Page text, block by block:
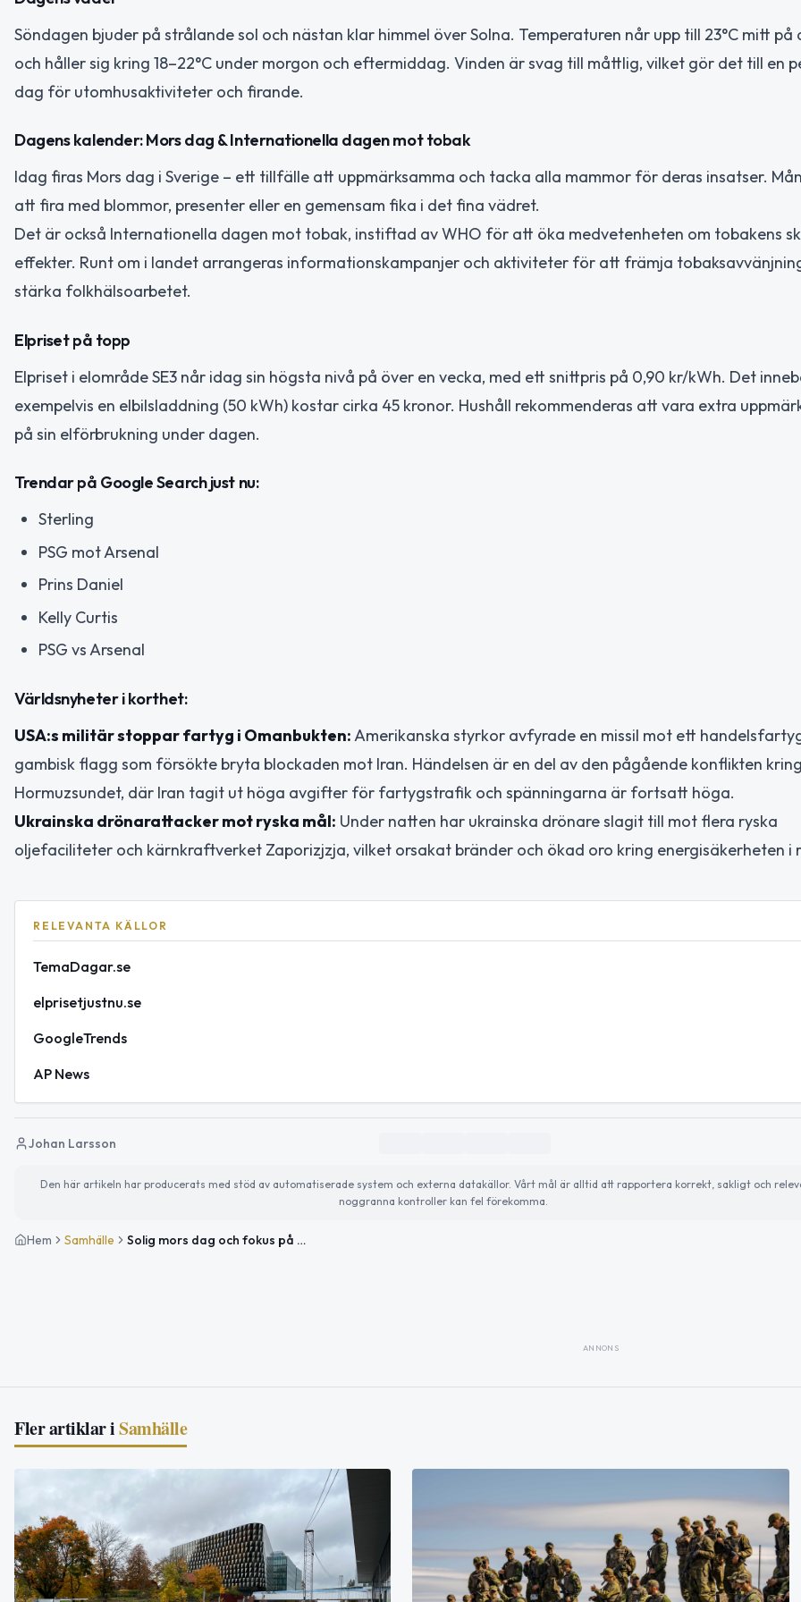
Söndagen bjuder på strålande sol och nästan klar himmel över Solna. Temperaturen når upp till 23°C mitt på
och håller sig kring 18–22°C under morgon och eftermiddag. Vinden är svag till måttlig, vilket gör det till en
dag för utomhusaktiviteter och firande.
Dagens kalender: Mors dag & Internationella dagen mot tobak
Idag firas Mors dag i Sverige – ett tillfälle att uppmärksamma och tacka alla mammor för deras insatser.
att fira med blommor, presenter eller en gemensam fika i det fina vädret.
Det är också Internationella dagen mot tobak, instiftad av WHO för att öka medvetenheten om tobakens
effekter. Runt om i landet arrangeras informationskampanjer och aktiviteter för att främja
stärka folkhälsoarbetet.
Elpriset på topp
Elpriset i elområde SE3 når idag sin högsta nivå på över en vecka, med ett snittpris på 0,90 kr/kWh. Det
exempelvis en elbilsladdning (50 kWh) kostar cirka 45 kronor. Hushåll rekommenderas att vara extra
på sin elförbrukning under dagen.
Trendar på Google Search just nu:
Sterling
PSG mot Arsenal
Prins Daniel
Kelly Curtis
PSG vs Arsenal
Världsnyheter i korthet:
USA:s militär stoppar fartyg i Omanbukten: Amerikanska styrkor avfyrade en missil mot ett
gambisk flagg som försökte bryta blockaden mot Iran. Händelsen är en del av den pågående konflikten kring
Hormuzsundet, där Iran tagit ut höga avgifter för fartygstrafik och spänningarna är fortsatt höga.
Ukrainska drönarattacker mot ryska mål: Under natten har ukrainska drönare slagit till mot flera ryska
oljefaciliteter och kärnkraftverket Zaporizjzja, vilket orsakat bränder och ökad oro kring energisäkerheten i
RELEVANTA KÄLLOR
TemaDagar.se
elprisetjustnu.se
GoogleTrends
AP News
Johan Larsson
Den här artikeln har producerats med stöd av automatiserade system och externa datakällor. Vårt mål är alltid att rapportera korrekt, sakligt och
noggranna kontroller kan fel förekomma.
Hem Samhälle Solig mors dag och fokus på tobaksprevention
ANNONS
Fler artiklar iSamhälle